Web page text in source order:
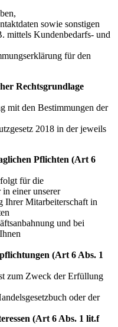
sowie sonstigen
mittels Kundenbedarfs- und
für den
Rechtsgrundlage
mit den Bestimmungen der
2018 in der jeweils
Pflichten (Art 6
für die
einer unserer
Ihrer Mitarbeiterschaft in
und bei
(Art 6 Abs. 1
zum Zweck der Erfüllung
oder der
(Art 6 Abs. 1 lit.f